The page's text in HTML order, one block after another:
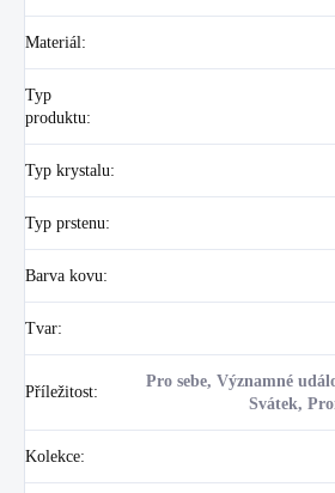
Materiál :
Typ
produktu:
Typ krystalu:
Typ prstenu:
Barva kovu:
Tvar:
Příležitost:
Pro sebe, Významné
Svátek,
Kolekce: